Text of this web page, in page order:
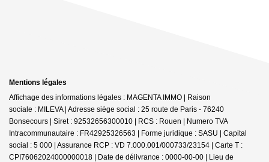
Mentions légales
Affichage des informations légales : MAGENTA IMMO | Raison
sociale : MILEVA | Adresse siège social : 25 route de Paris - 76240
Bonsecours | Siret : 92532656300010 | RCS : Rouen | Numero TVA
Intracommunautaire : FR42925326563 | Forme juridique : SASU | Capital
social : 5 000 | Assurance RCP : VD 7.000.001/000733/23154 | Carte T :
CPI76062024000000018 | Date de délivrance : 0000-00-00 | Lieu de